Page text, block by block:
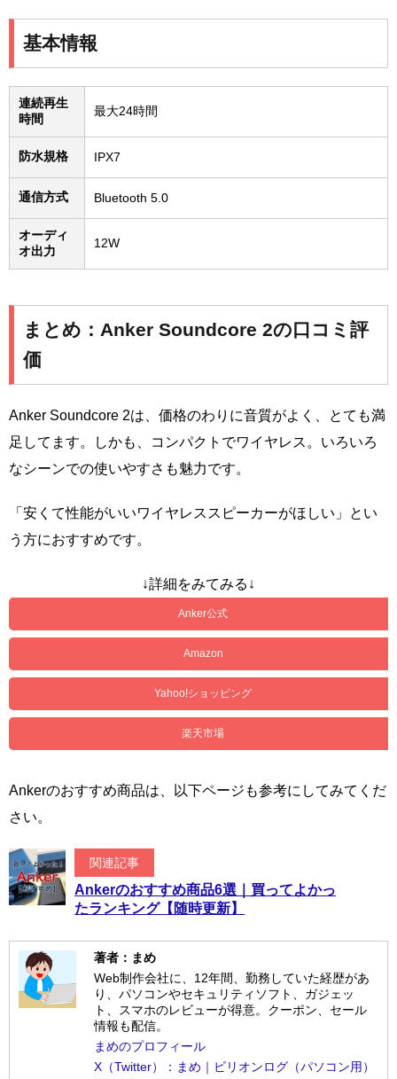
基本情報
連続再生
時間
最大24時間
防水規格 IPX7
通信方式 Bluetooth 5.0
オーディ
オ出力
12W
まとめ：Anker Soundcore 2の口コミ評
価
Anker Soundcore 2は、価格のわりに音質がよく、とても満
足してます。しかも、コンパクトでワイヤレス。いろいろ
なシーンでの使いやすさも魅力です。
「安くて性能がいいワイヤレススピーカーがほしい」とい
う方におすすめです。
↓詳細をみてみる↓
Anker公式
Amazon
Yahoo!ショッピング
楽天市場
Ankerのおすすめ商品は、以下ページも参考にしてみてくだ
さい。
関連記事
Ankerのおすすめ商品6選｜買ってよかっ
たランキング【随時更新】
著者：まめ
Web制作会社に、12年間、勤務していた経歴があ
り、パソコンやセキュリティソフト、ガジェッ
ト、スマホのレビューが得意。クーポン、セール
情報も配信。
まめのプロフィール
X（Twitter）：まめ｜ビリオンログ（パソコン用）